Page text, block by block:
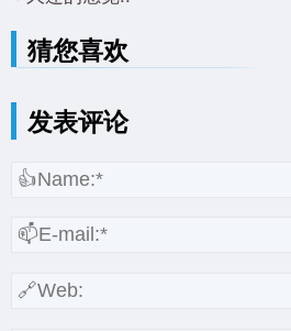
猜您喜欢
发表评论